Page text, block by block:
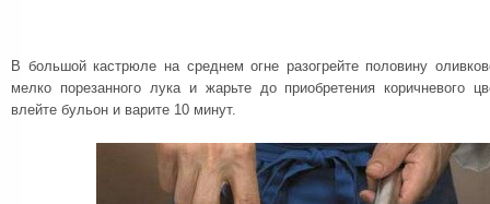
В большой кастрюле на среднем огне разогрейте половину
мелко порезанного лука и жарьте до приобретения коричневого
влейте бульон и варите 10 минут.